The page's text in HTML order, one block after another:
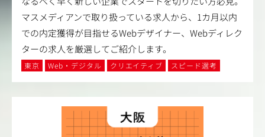
マスメディアンで取り扱っている求人から、1カ月以内
での内定獲得が目指せるWebデザイナー、Webディレク
ターの求人を厳選してご紹介します。
東京 Web・デジタル クリエイティブ スピード選考